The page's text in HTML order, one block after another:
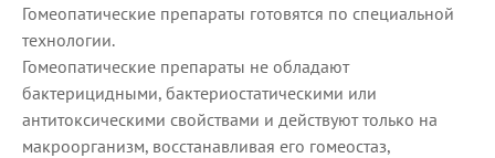
Гомеопатические препараты готовятся по специальной
технологии.
Гомеопатические препараты не обладают
бактерицидными, бактериостатическими или
антитоксическими свойствами и действуют только на
макроорганизм, восстанавливая его гомеостаз,